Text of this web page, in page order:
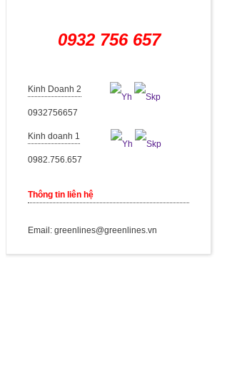
0932 756 657
Kinh Doanh 2
0932756657
Kinh doanh 1
0982.756.657
Thông tin liên hệ
Email: greenlines@greenlines.vn